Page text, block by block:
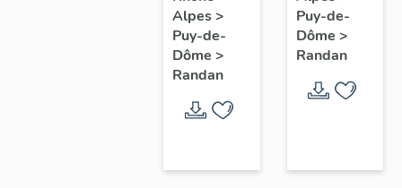
mobilier
du
domaine
royal de
Randan
Alpes>
Puy-de-
Dôme >
Randan
Puy-de-
Dôme >
Randan